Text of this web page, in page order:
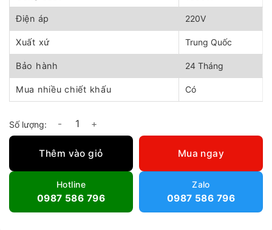
Điện áp 220V
Xuất xứ Trung Quốc
Bảo hành 24 Tháng
Mua nhiều chiết khấu Có
Quạt hút xách tay super win SHTC-45 số lượng
Thêm vào giỏ Mua ngay
Hotline
0987 586 796
Zalo
0987 586 796